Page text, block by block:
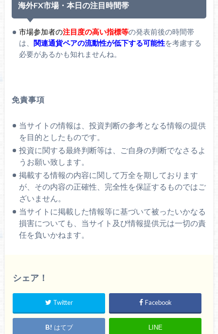
海外FX市場・本日の注目時間帯
市場参加者の注目度の高い指標等の発表前後の時間帯
は、関連通貨ペアの流動性が低下する可能性を考慮する
必要があるかも知れませんね。
免責事項
当サイトの情報は、投資判断の参考となる情報の提供
を目的としたものです。
投資に関する最終判断等は、ご自身の判断でなさるよ
うお願い致します。
掲載する情報の内容に関して万全を期しております
が、その内容の正確性、完全性を保証するものではご
ざいません。
当サイトに掲載した情報等に基づいて被ったいかなる
損害についても、当サイト及び情報提供元は一切の責
任を負いかねます。
シェア！
Twitter Facebook
はてブ LINE